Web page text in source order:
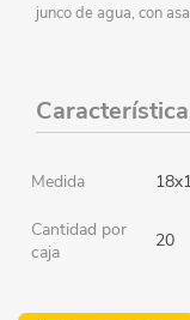
junco de agua, con
Medida
Cantidad por
caja
20